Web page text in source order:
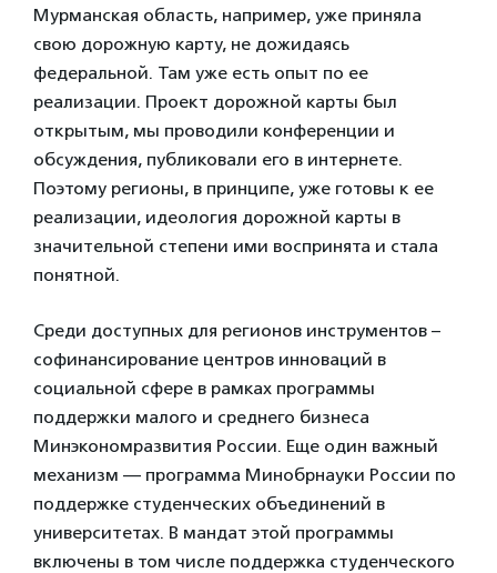
Мурманская область, например, уже приняла
свою дорожную карту, не дожидаясь
федеральной. Там уже есть опыт по ее
реализации. Проект дорожной карты был
открытым, мы проводили конференции и
обсуждения, публиковали его в интернете.
Поэтому регионы, в принципе, уже готовы к ее
реализации, идеология дорожной карты в
значительной степени ими воспринята и стала
понятной.
Среди доступных для регионов инструментов –
софинансирование центров инноваций в
социальной сфере в рамках программы
поддержки малого и среднего бизнеса
Минэкономразвития России. Еще один важный
механизм — программа Минобрнауки России по
поддержке студенческих объединений в
университетах. В мандат этой программы
включены в том числе поддержка студенческого